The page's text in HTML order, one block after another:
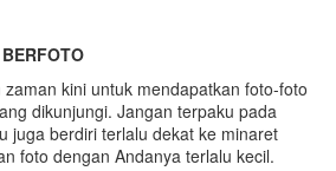
kini untuk mendapatkan foto-foto
dikunjungi. Jangan terpaku pada
juga berdiri terlalu dekat ke minaret
foto dengan Andanya terlalu kecil.